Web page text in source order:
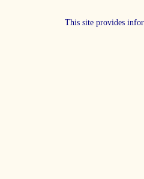
This site provides